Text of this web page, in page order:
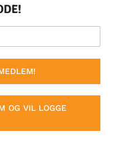
OG VIL LOGGE